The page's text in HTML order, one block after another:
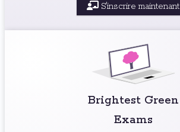
S'inscrire maintenant
Brightest Green
Exams